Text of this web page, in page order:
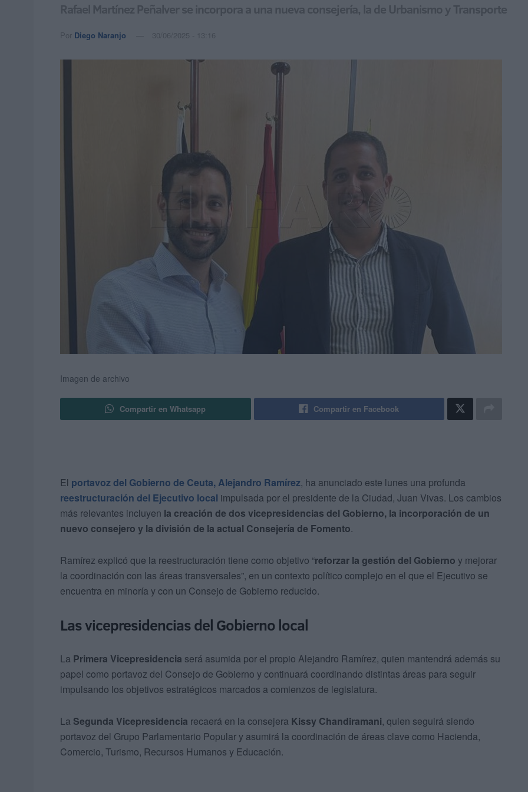
Rafael Martínez Peñalver se incorpora a una nueva consejería, la de Urbanismo y Transporte
Por Diego Naranjo 30/06/2025 - 13:16
Imagen de archivo
Compartir en Whatsapp Compartir en Facebook
El portavoz del Gobierno de Ceuta, Alejandro Ramírez, ha anunciado este lunes una profunda
reestructuración del Ejecutivo local impulsada por el presidente de la Ciudad, Juan Vivas. Los cambios
más relevantes incluyen la creación de dos vicepresidencias del Gobierno, la incorporación de un
nuevo consejero y la división de la actual Consejería de Fomento.
Ramírez explicó que la reestructuración tiene como objetivo “reforzar la gestión del Gobierno y mejorar
la coordinación con las áreas transversales”, en un contexto político complejo en el que el Ejecutivo se
encuentra en minoría y con un Consejo de Gobierno reducido.
Las vicepresidencias del Gobierno local
La Primera Vicepresidencia será asumida por el propio Alejandro Ramírez, quien mantendrá además su
papel como portavoz del Consejo de Gobierno y continuará coordinando distintas áreas para seguir
impulsando los objetivos estratégicos marcados a comienzos de legislatura.
La Segunda Vicepresidencia recaerá en la consejera Kissy Chandiramani, quien seguirá siendo
portavoz del Grupo Parlamentario Popular y asumirá la coordinación de áreas clave como Hacienda,
Comercio, Turismo, Recursos Humanos y Educación.